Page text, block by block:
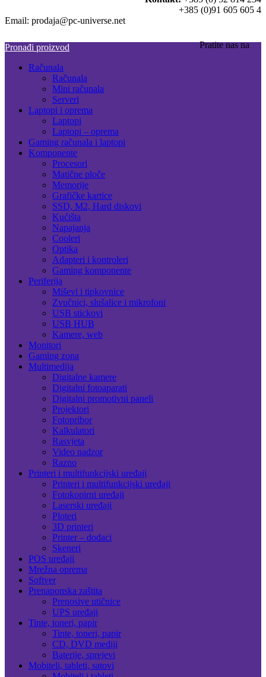
+385 (0)91 605 605 4
Email: prodaja@pc-universe.net
Pratite nas na
Pronađi proizvod
Računala
Računala
Mini računala
Serveri
Laptopi i oprema
Laptopi
Laptopi – oprema
Gaming računala i laptopi
Komponente
Procesori
Matične ploče
Memorije
Grafičke kartice
SSD, M2, Hard diskovi
Kućišta
Napajanja
Cooleri
Optika
Adapteri i kontroleri
Gaming komponente
Periferija
Miševi i tipkovnice
Zvučnici, slušalice i mikrofoni
USB stickovi
USB HUB
Kamere, web
Monitori
Gaming zona
Multimedija
Digitalne kamere
Digitalni fotoaparati
Digitalni promotivni paneli
Projektori
Fotopribor
Kalkulatori
Rasvjeta
Video nadzor
Razno
Printeri i multifunkcijski uređaji
Printeri i multifunkcijski uređaji
Fotokopirni uređaji
Laserski uređaji
Ploteri
3D printeri
Printer – dodaci
Skeneri
POS uređaji
Mrežna oprema
Softver
Prenaponska zaštita
Prenosive utičnice
UPS uređaji
Tinte, toneri, papir
Tinte, toneri, papir
CD, DVD mediji
Baterije, sprejevi
Mobiteli, tableti, satovi